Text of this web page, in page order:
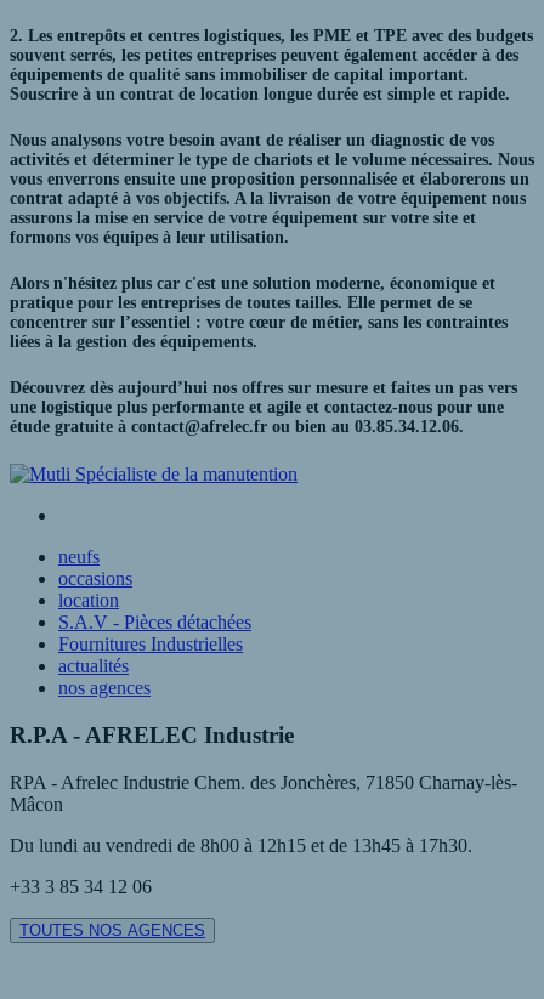
2. Les entrepôts et centres logistiques, les PME et TPE avec des budgets
souvent serrés, les petites entreprises peuvent également accéder à des
équipements de qualité sans immobiliser de capital important.
Souscrire à un contrat de location longue durée est simple et rapide.
Nous analysons votre besoin avant de réaliser un diagnostic de vos
activités et déterminer le type de chariots et le volume nécessaires. Nous
vous enverrons ensuite une proposition personnalisée et élaborerons un
contrat adapté à vos objectifs. A la livraison de votre équipement nous
assurons la mise en service de votre équipement sur votre site et
formons vos équipes à leur utilisation.
Alors n'hésitez plus car c'est une solution moderne, économique et
pratique pour les entreprises de toutes tailles. Elle permet de se
concentrer sur l’essentiel : votre cœur de métier, sans les contraintes
liées à la gestion des équipements.
Découvrez dès aujourd’hui nos offres sur mesure et faites un pas vers
une logistique plus performante et agile et contactez-nous pour une
étude gratuite à contact@afrelec.fr ou bien au 03.85.34.12.06.
neufs
occasions
location
S.A.V - Pièces détachées
Fournitures Industrielles
actualités
nos agences
R.P.A - AFRELEC Industrie
RPA - Afrelec Industrie Chem. des Jonchères, 71850 Charnay-lès-
Mâcon
Du lundi au vendredi de 8h00 à 12h15 et de 13h45 à 17h30.
+33 3 85 34 12 06
TOUTES NOS AGENCES